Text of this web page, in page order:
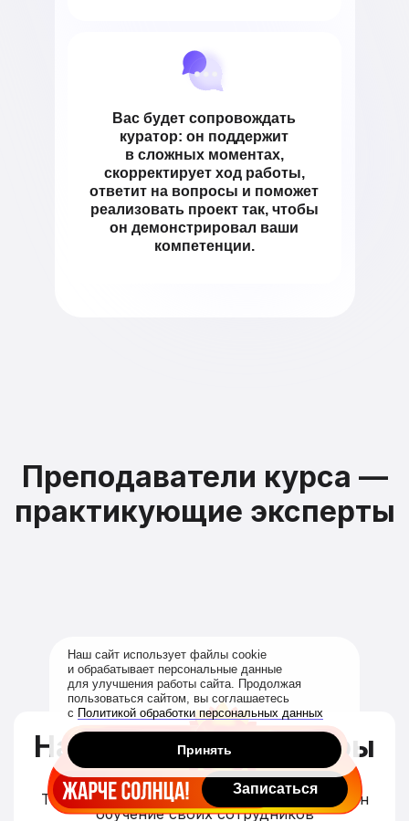
Записаться
Вас будет сопровождать
куратор: он поддержит
в сложных моментах,
скорректирует ход работы,
ответит на вопросы и поможет
реализовать проект так, чтобы
он демонстрировал ваши
компетенции.
Преподаватели курса —
практикующие эксперты
Нам доверяют лидеры
Топ компании доверяют Академии Эдюсон
обучение своих сотрудников
Принять
Наш сайт использует файлы cookie
и обрабатывает персональные данные
для улучшения работы сайта. Продолжая
пользоваться сайтом, вы соглашаетесь
с Политикой обработки персональных данных